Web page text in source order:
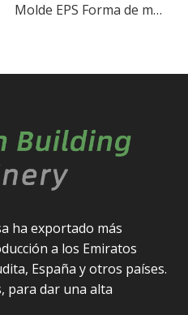
Molde EPS Forma de molde de forma de EPS Forma de molde en relieve
ha exportado más
a los Emiratos
España y otros países.
para dar una alta